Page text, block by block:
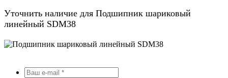
Уточнить наличие для Подшипник шариковый
линейный SDM38